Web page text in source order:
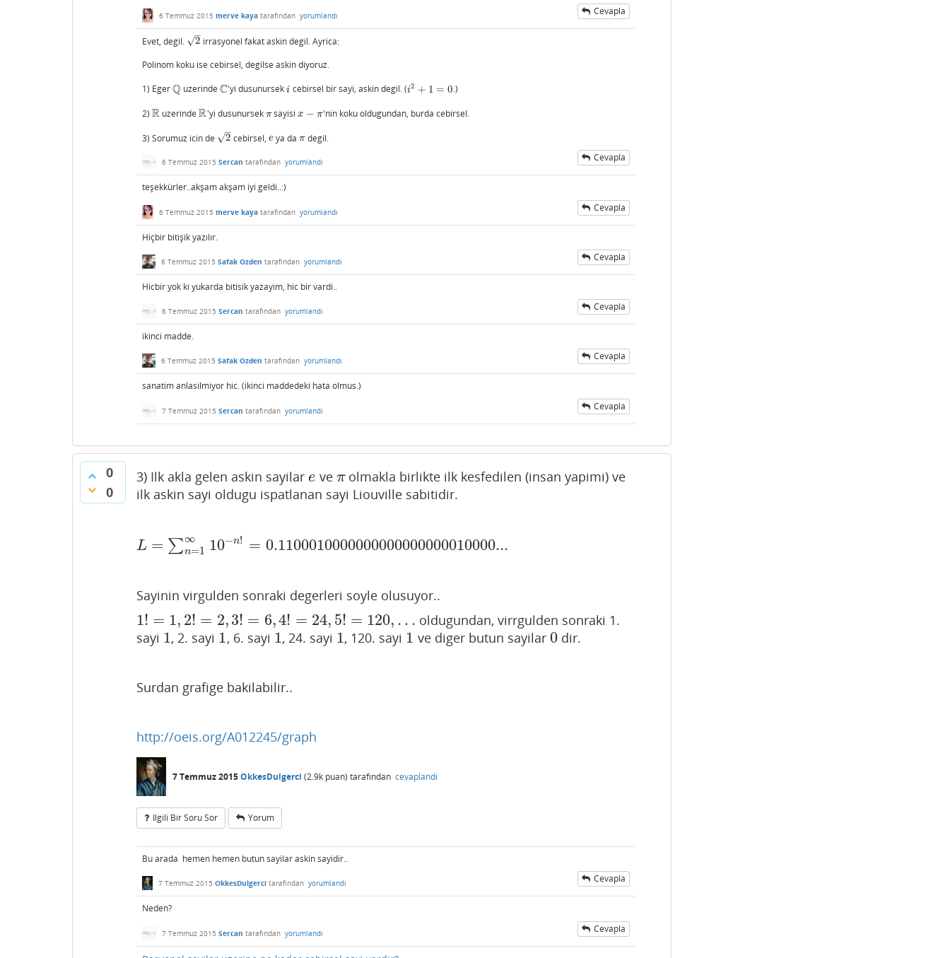
6 Temmuz 2015 merve kaya tarafından yorumlandı Cevapla
Evet, degil. 2
–
√
2
irrasyonel fakat askin degil. Ayrica:
Polinom koku ise cebirsel, degilse askin diyoruz.
1) EgerQ
Q uzerindeC
C'yi dusunurseki
i cebirsel bir sayi, askin degil. (i2 + 1 = 0
i2 +1=0
.)
2) R
R uzerindeR
R 'yi dusunursek π
πsayisi x − π
x− π 'nin koku oldugundan, burda cebirsel.
3) Sorumuz icin de 2
–
√
2 cebirsel,e
eya daπ
πdegil.
6 Temmuz 2015 Sercan tarafından yorumlandı Cevapla
teşekkürler..akşam akşam iyi geldi..:)
6 Temmuz 2015 merve kaya tarafından yorumlandı Cevapla
Hiçbir bitişik yazılır.
6 Temmuz 2015 Safak Ozden tarafından yorumlandı Cevapla
Hicbir yok ki yukarda bitisik yazayim, hic bir vardi..
6 Temmuz 2015 Sercan tarafından yorumlandı Cevapla
ikinci madde.
6 Temmuz 2015 Safak Ozden tarafından yorumlandı Cevapla
sanatim anlasilmiyor hic. (ikinci maddedeki hata olmus.)
7 Temmuz 2015 Sercan tarafından yorumlandı Cevapla
0
0
3) Ilk akla gelen askin sayilar e
e ve π
πolmakla birlikte ilk kesfedilen (insan yapimi) ve
ilk askin sayi oldugu ispatlanan sayi Liouville sabitidir.
L = ∑∞
n=1 10−n! = 0.1100010000000000000000010000...
L= ∑n =1 ∞10 n!=0.1100010000000000000000010000...
Sayinin virgulden sonraki degerleri soyle olusuyor..
1! = 1, 2! = 2,3! = 6,4! = 24, 5! = 120, …
1!=1, 2!= 2,3 !=6 ,4! =24,5 =120 …
oldugundan, virrgulden sonraki 1.
sayi 1
1, 2. sayi 1
1, 6. sayi 1
1, 24. sayi 1
1, 120. sayi 1
1 ve diger butun sayilar 0
0dir.
Surdan grafige bakilabilir..
http://oeis.org/A012245/graph
7 Temmuz 2015OkkesDulgerci (2.9k puan) tarafından cevaplandı
Ilgili Bir Soru Sor Yorum
Bu arada hemen hemen butun sayilar askin sayidir..
7 Temmuz 2015 OkkesDulgerci tarafından yorumlandı Cevapla
Neden?
7 Temmuz 2015 Sercan tarafından yorumlandı Cevapla